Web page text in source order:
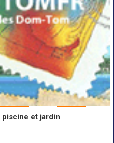
piscine et jardin